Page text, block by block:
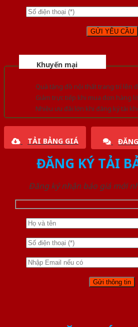
Khuyến mại
Quà tặng đồ nội thất trang trí lên
Giảm trực tiếp khi mua đơn hàng
Nhiều ưu đãi lớn khi đăng ký tài
TẢI BẢNG GIÁ
ĐĂNG KÝ TẢI
Đăng ký nhận báo giá mới